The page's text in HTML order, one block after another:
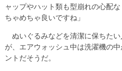
ャップやハット類も型崩れの心配
ちゃめちゃ良いですね」
ぬいぐるみなどを清潔に保ちた
が、エアウォッシュ中は洗濯機の
ントだそうだ。